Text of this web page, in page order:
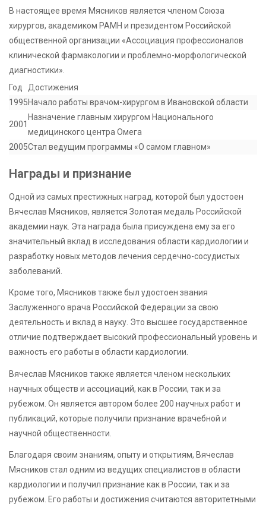
В настоящее время Мясников является членом Союза
хирургов, академиком РАМН и президентом Российской
общественной организации «Ассоциация профессионалов
клинической фармакологии и проблемно-морфологической
диагностики».
Год
Достижения
1995Начало работы врачом-хирургом в Ивановской области
2001
Назначение главным хирургом Национального
медицинского центра Омега
2005Стал ведущим программы «О самом главном»
Награды и признание
Одной из самых престижных наград, которой был удостоен
Вячеслав Мясников, является Золотая медаль Российской
академии наук. Эта награда была присуждена ему за его
значительный вклад в исследования области кардиологии и
разработку новых методов лечения сердечно-сосудистых
заболеваний.
Кроме того, Мясников также был удостоен звания
Заслуженного врача Российской Федерации за свою
деятельность и вклад в науку. Это высшее государственное
отличие подтверждает высокий профессиональный уровень и
важность его работы в области кардиологии.
Вячеслав Мясников также является членом нескольких
научных обществ и ассоциаций, как в России, так и за
рубежом. Он является автором более 200 научных работ и
публикаций, которые получили признание врачебной и
научной общественности.
Благодаря своим знаниям, опыту и открытиям, Вячеслав
Мясников стал одним из ведущих специалистов в области
кардиологии и получил признание как в России, так и за
рубежом. Его работы и достижения считаются авторитетными